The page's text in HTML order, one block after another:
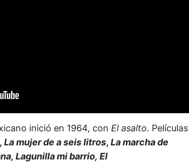
inició en 1964, con El asalto. Películas
, La mujer de a seis litros, La marcha de
Lagunilla mi barrio, El